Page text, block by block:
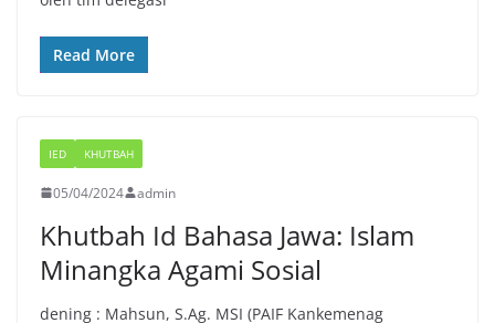
Read More
IED KHUTBAH
05/04/2024 admin
Khutbah Id Bahasa Jawa: Islam
Minangka Agami Sosial
dening : Mahsun, S.Ag. MSI (PAIF Kankemenag